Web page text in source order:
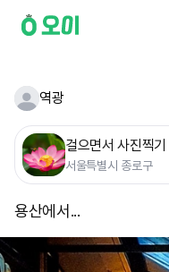
역광
걸으면서 사진찍기
서울특별시 종로구
용산에서...